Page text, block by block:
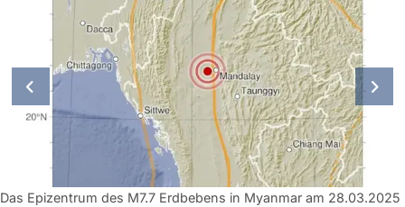
Das Epizentrum des M7.7 Erdbebens in Myanmar am 28.03.2025
previous slide